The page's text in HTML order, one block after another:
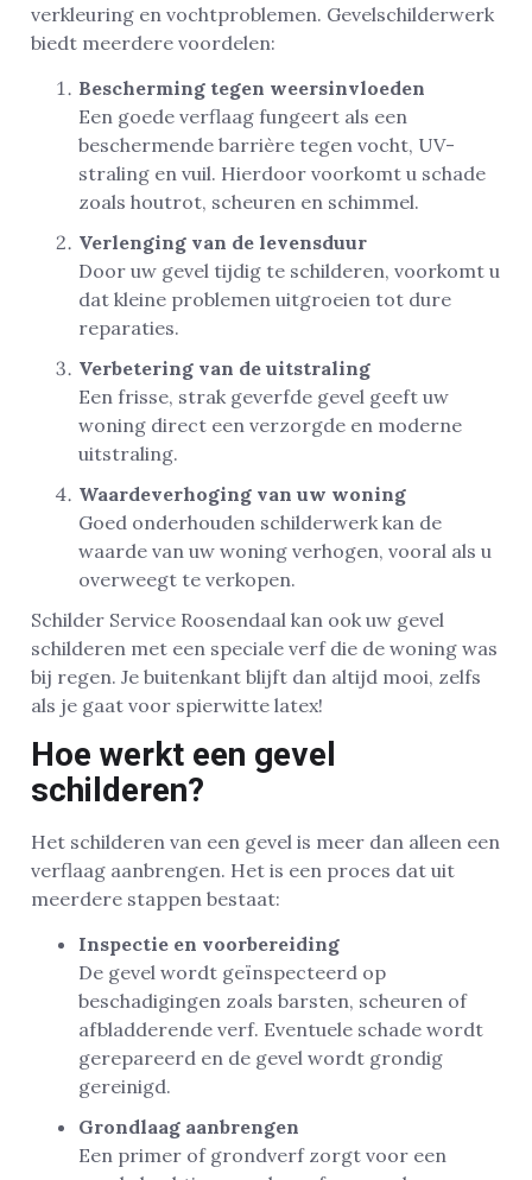
verkleuring en vochtproblemen. Gevelschilderwerk
biedt meerdere voordelen:
Bescherming tegen weersinvloeden
Een goede verflaag fungeert als een
beschermende barrière tegen vocht, UV-
straling en vuil. Hierdoor voorkomt u schade
zoals houtrot, scheuren en schimmel.
Verlenging van de levensduur
Door uw gevel tijdig te schilderen, voorkomt u
dat kleine problemen uitgroeien tot dure
reparaties.
Verbetering van de uitstraling
Een frisse, strak geverfde gevel geeft uw
woning direct een verzorgde en moderne
uitstraling.
Waardeverhoging van uw woning
Goed onderhouden schilderwerk kan de
waarde van uw woning verhogen, vooral als u
overweegt te verkopen.
Schilder Service Roosendaal kan ook uw gevel
schilderen met een speciale verf die de woning was
bij regen. Je buitenkant blijft dan altijd mooi, zelfs
als je gaat voor spierwitte latex!
Hoe werkt een gevel
schilderen?
Het schilderen van een gevel is meer dan alleen een
verflaag aanbrengen. Het is een proces dat uit
meerdere stappen bestaat:
Inspectie en voorbereiding
De gevel wordt geïnspecteerd op
beschadigingen zoals barsten, scheuren of
afbladderende verf. Eventuele schade wordt
gerepareerd en de gevel wordt grondig
gereinigd.
Grondlaag aanbrengen
Een primer of grondverf zorgt voor een